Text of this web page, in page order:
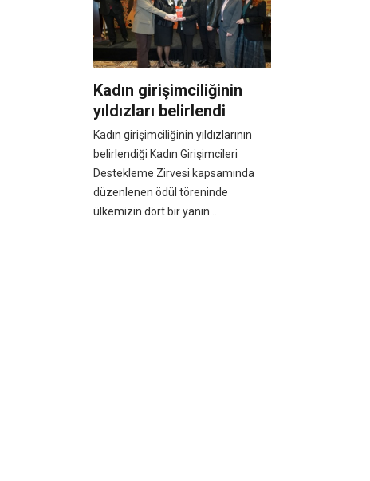
Kadın girişimciliğinin
yıldızları belirlendi
Kadın girişimciliğinin yıldızlarının
belirlendiği Kadın Girişimcileri
Destekleme Zirvesi kapsamında
düzenlenen ödül töreninde
ülkemizin dört bir yanın...